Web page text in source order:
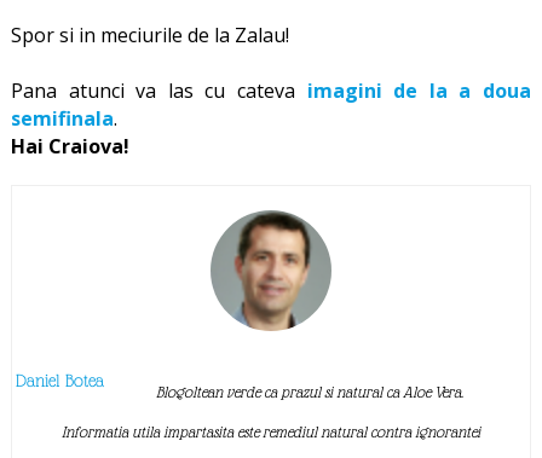
Spor si in meciurile de la Zalau!
Pana atunci va las cu cateva imagini de la a doua
semifinala.
Hai Craiova!
Daniel Botea
Blogoltean verde ca prazul si natural ca Aloe Vera.
Informatia utila impartasita este remediul natural contra ignorantei